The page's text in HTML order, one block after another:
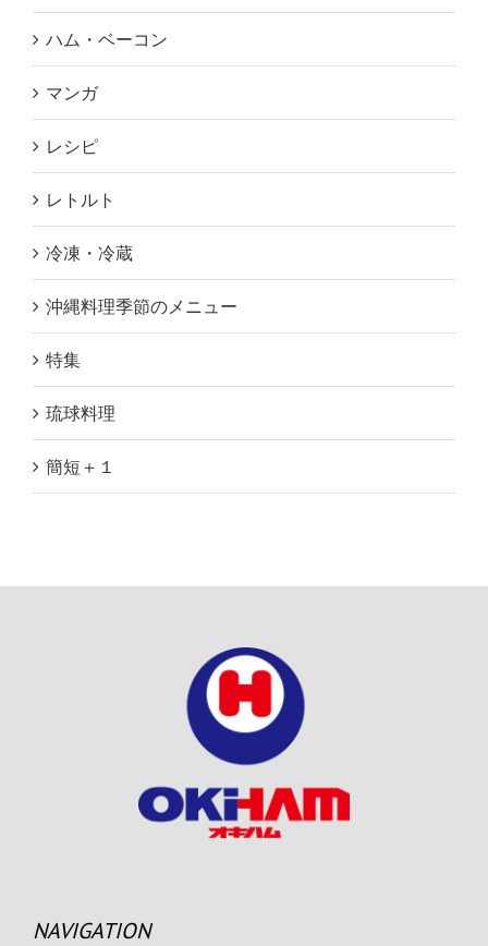
ハム・ベーコン
マンガ
レシピ
レトルト
冷凍・冷蔵
沖縄料理季節のメニュー
特集
琉球料理
簡短＋１
NAVIGATION